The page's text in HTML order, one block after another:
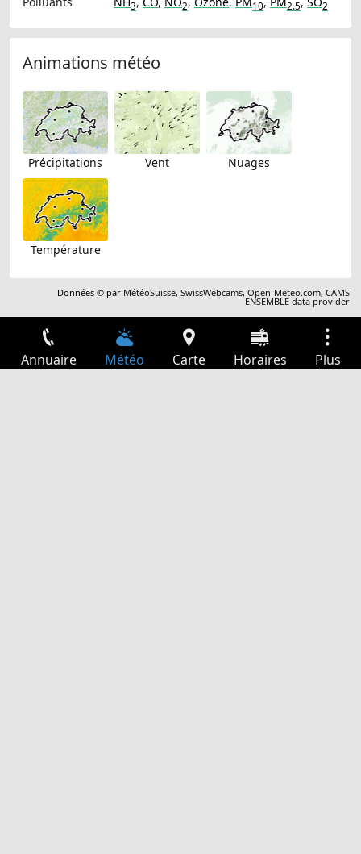
3 2 10 2.5 2
Animations météo
Précipitations Vent Nuages
Température
Données © par MétéoSuisse,SwissWebcams,Open-Meteo.com,CAMS
ENSEMBLE data provider
Annuaire Météo Carte Horaires Plus